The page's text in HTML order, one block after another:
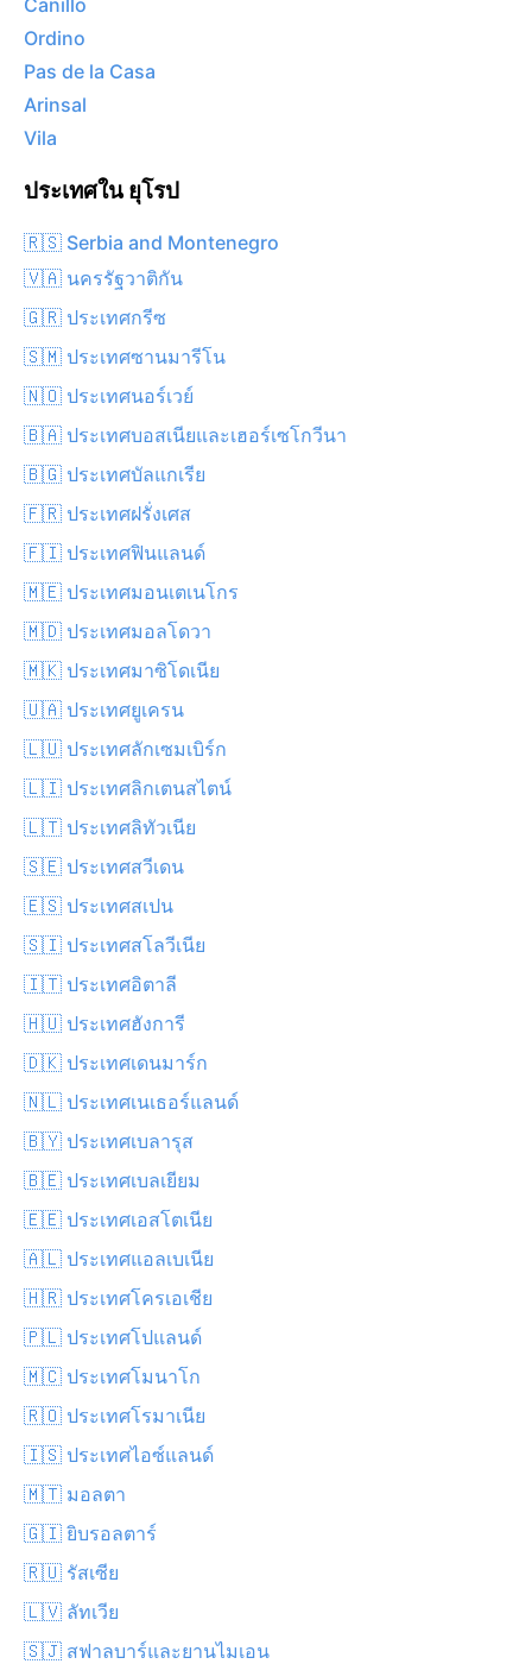
Canillo
Ordino
Pas de la Casa
Arinsal
Vila
ประเทศใน ยุโรป
🇷🇸 Serbia and Montenegro
🇻🇦 นครรัฐวาติกัน
🇬🇷 ประเทศกรีซ
🇸🇲 ประเทศซานมารีโน
🇳🇴 ประเทศนอร์เวย์
🇧🇦 ประเทศบอสเนียและเฮอร์เซโกวีนา
🇧🇬 ประเทศบัลแกเรีย
🇫🇷 ประเทศฝรั่งเศส
🇫🇮 ประเทศฟินแลนด์
🇲🇪 ประเทศมอนเตเนโกร
🇲🇩 ประเทศมอลโดวา
🇲🇰 ประเทศมาซิโดเนีย
🇺🇦 ประเทศยูเครน
🇱🇺 ประเทศลักเซมเบิร์ก
🇱🇮 ประเทศลิกเตนสไตน์
🇱🇹 ประเทศลิทัวเนีย
🇸🇪 ประเทศสวีเดน
🇪🇸 ประเทศสเปน
🇸🇮 ประเทศสโลวีเนีย
🇮🇹 ประเทศอิตาลี
🇭🇺 ประเทศฮังการี
🇩🇰 ประเทศเดนมาร์ก
🇳🇱 ประเทศเนเธอร์แลนด์
🇧🇾 ประเทศเบลารุส
🇧🇪 ประเทศเบลเยียม
🇪🇪 ประเทศเอสโตเนีย
🇦🇱 ประเทศแอลเบเนีย
🇭🇷 ประเทศโครเอเชีย
🇵🇱 ประเทศโปแลนด์
🇲🇨 ประเทศโมนาโก
🇷🇴 ประเทศโรมาเนีย
🇮🇸 ประเทศไอซ์แลนด์
🇲🇹 มอลตา
🇬🇮 ยิบรอลตาร์
🇷🇺 รัสเซีย
🇱🇻 ลัทเวีย
🇸🇯 สฟาลบาร์และยานไมเอน